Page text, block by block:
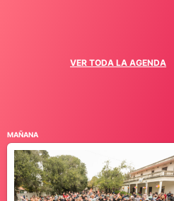
VER TODA LA AGENDA
MAÑANA